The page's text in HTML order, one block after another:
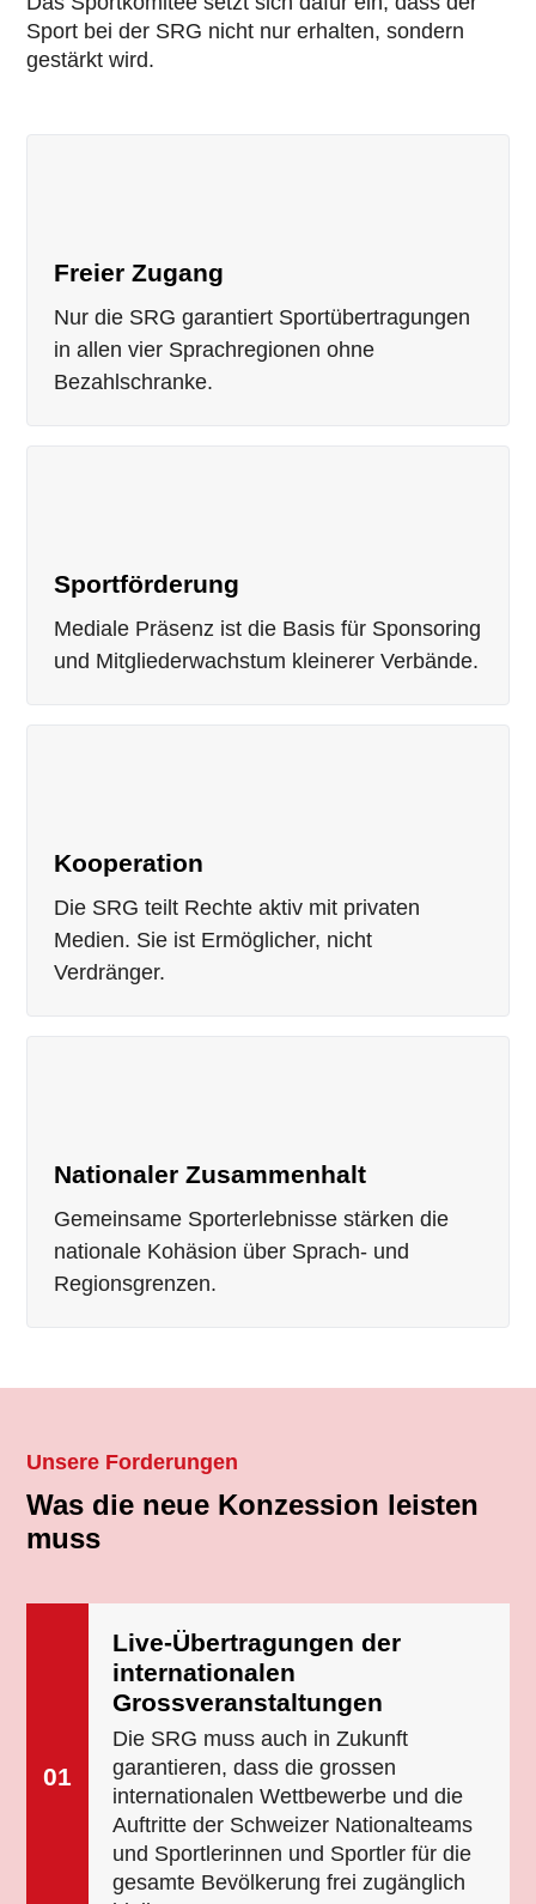
Sport bei der SRG nicht nur erhalten, sondern
gestärkt wird.
Freier Zugang
Nur die SRG garantiert Sportübertragungen
in allen vier Sprachregionen ohne
Bezahlschranke.
Sportförderung
Mediale Präsenz ist die Basis für Sponsoring
und Mitgliederwachstum kleinerer Verbände.
Kooperation
Die SRG teilt Rechte aktiv mit privaten
Medien. Sie ist Ermöglicher, nicht
Verdränger.
Nationaler Zusammenhalt
Gemeinsame Sporterlebnisse stärken die
nationale Kohäsion über Sprach- und
Regionsgrenzen.
Unsere Forderungen
Was die neue Konzession leisten
muss
01
Live-Übertragungen der
internationalen
Grossveranstaltungen
Die SRG muss auch in Zukunft
garantieren, dass die grossen
internationalen Wettbewerbe und die
Auftritte der Schweizer Nationalteams
und Sportlerinnen und Sportler für die
gesamte Bevölkerung frei zugänglich